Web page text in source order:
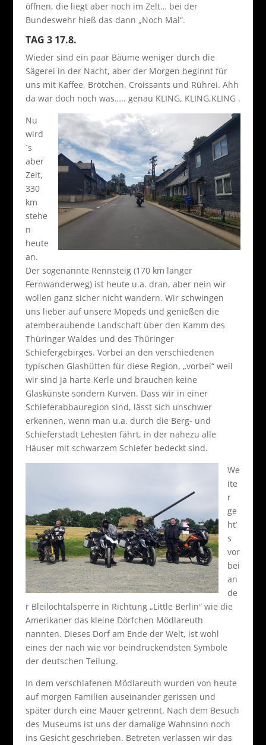
öffnen, die liegt aber noch im Zelt… bei der
Bundeswehr hieß das dann „Noch Mal“.
TAG 3 17.8.
Wieder sind ein paar Bäume weniger durch die
Sägerei in der Nacht, aber der Morgen beginnt für
uns mit Kaffee, Brötchen, Croissants und Rührei. Ahh
da war doch noch was….. genau KLING, KLING,KLING .
Nu
wird
´s
aber
Zeit,
330
km
stehe
n
heute
an.
Der sogenannte Rennsteig (170 km langer
Fernwanderweg) ist heute u.a. dran, aber nein wir
wollen ganz sicher nicht wandern. Wir schwingen
uns lieber auf unsere Mopeds und genießen die
atemberaubende Landschaft über den Kamm des
Thüringer Waldes und des Thüringer
Schiefergebirges. Vorbei an den verschiedenen
typischen Glashütten für diese Region, „vorbei“ weil
wir sind ja harte Kerle und brauchen keine
Glaskünste sondern Kurven. Dass wir in einer
Schieferabbauregion sind, lässt sich unschwer
erkennen, wenn man u.a. durch die Berg- und
Schieferstadt Lehesten fährt, in der nahezu alle
Häuser mit schwarzem Schiefer bedeckt sind.
We
ite
r
ge
ht’
s
vor
bei
an
de
r Bleilochtalsperre in Richtung „Little Berlin“ wie die
Amerikaner das kleine Dörfchen Mödlareuth
nannten. Dieses Dorf am Ende der Welt, ist wohl
eines der nach wie vor beindruckendsten Symbole
der deutschen Teilung.
In dem verschlafenen Mödlareuth wurden von heute
auf morgen Familien auseinander gerissen und
später durch eine Mauer getrennt. Nach dem Besuch
des Museums ist uns der damalige Wahnsinn noch
ins Gesicht geschrieben. Betreten verlassen wir das